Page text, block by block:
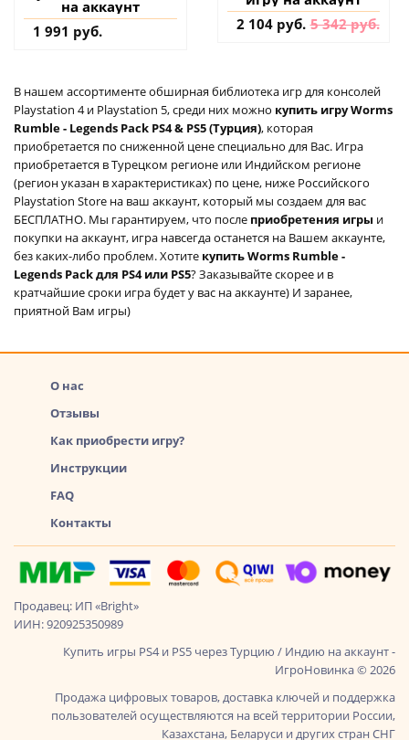
на аккаунт
1 991 руб.
2 104 руб. 5 342 руб.
В нашем ассортименте обширная библиотека игр для консолей
Playstation 4 и Playstation 5, среди них можно купить игру Worms
Rumble - Legends Pack PS4 & PS5 (Турция), которая
приобретается по сниженной цене специально для Вас. Игра
приобретается в Турецком регионе или Индийском регионе
(регион указан в характеристиках) по цене, ниже Российского
Playstation Store на ваш аккаунт, который мы создаем для вас
БЕСПЛАТНО. Мы гарантируем, что после приобретения игры и
покупки на аккаунт, игра навсегда останется на Вашем аккаунте,
без каких-либо проблем. Хотите купить Worms Rumble -
Legends Pack для PS4 или PS5? Заказывайте скорее и в
кратчайшие сроки игра будет у вас на аккаунте) И заранее,
приятной Вам игры)
О нас
Отзывы
Как приобрести игру?
Инструкции
FAQ
Контакты
Продавец: ИП «Bright»
ИИН: 920925350989
Купить игры PS4 и PS5 через Турцию / Индию на аккаунт -
ИгроНовинка © 2026
Продажа цифровых товаров, доставка ключей и поддержка
пользователей осуществляются на всей территории России,
Казахстана, Беларуси и других стран СНГ